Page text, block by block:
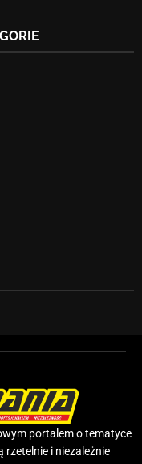
portalem o tematyce
i niezależnie